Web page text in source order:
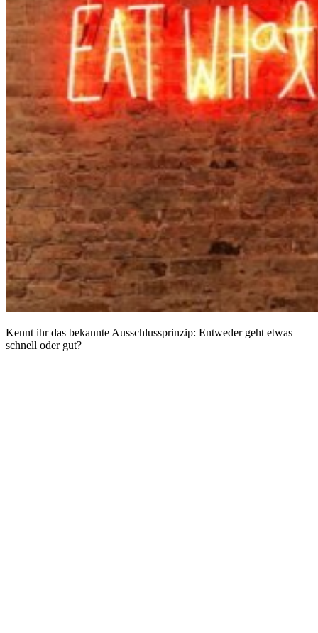
Kennt ihr das bekannte Ausschlussprinzip: Entweder geht etwas
schnell oder gut?